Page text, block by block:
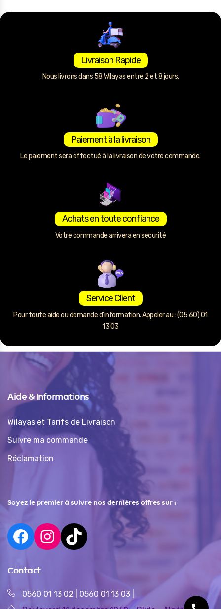
Livraison Rapide
Nous livrons dans 58 Wilayas entre 2 et 8 jours.
Paiement à la livraison
Le paiement sera effectué à la livraison de votre commande.
Achats en toute confiance
Votre commande arrivera en sécurité
Service Client
Pour toute aide ou demande d’information. Appeler au : (05 60) 01
13 03
Aide & Informations
Wilayas et Tarifs de Livraison
Suivre ma commande
Réclamation
Soyez le premier à suivre nos dernières offres sur :
Contact
0560 01 13 02 0560 01 13 03